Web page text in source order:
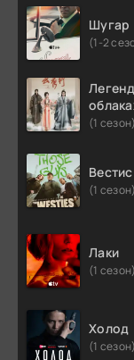
Шугар
(1-2
(1 сезон)
Вестис
(1 сезон)
Лаки
(1 сезон)
Холод
(1 сезон)